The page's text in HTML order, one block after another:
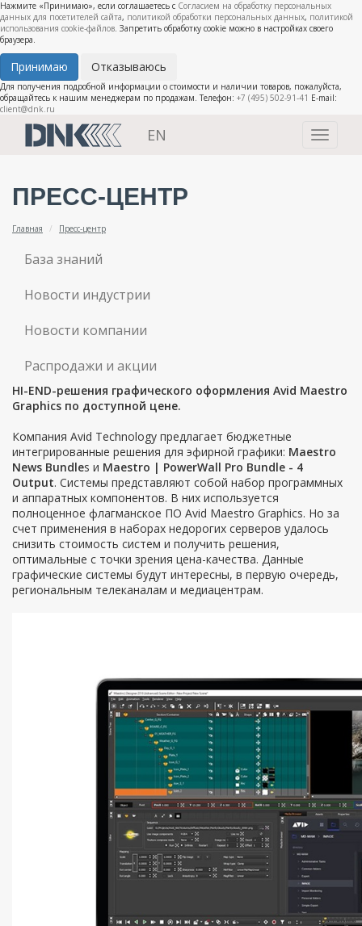
Нажмите «Принимаю», если соглашаетесь с Согласием на обработку персональных
данных для посетителей сайта, политикой обработки персональных данных, политикой
использования cookie-файлов. Запретить обработку cookie можно в настройках своего
браузера.
Принимаю Отказываюсь
Для получения подробной информации о стоимости и наличии товаров, пожалуйста,
обращайтесь к нашим менеджерам по продажам. Телефон: +7 (495) 502-91-41 E-mail:
client@dnk.ru
Toggle
EN
ПРЕСС-ЦЕНТР
Главная Пресс-центр
База знаний
Новости индустрии
Новости компании
Распродажи и акции
HI-END-решения графического оформления Avid Maestro
Graphics по доступной цене.
Компания Avid Technology предлагает бюджетные
интегрированные решения для эфирной графики: Maestro
News Bundles и Maestro | PowerWall Pro Bundle - 4
Output. Системы представляют собой набор программных
и аппаратных компонентов. В них используется
полноценное флагманское ПО Avid Maestro Graphics. Но за
счет применения в наборах недорогих серверов удалось
снизить стоимость систем и получить решения,
оптимальные с точки зрения цена-качества. Данные
графические системы будут интересны, в первую очередь,
региональным телеканалам и медиацентрам.